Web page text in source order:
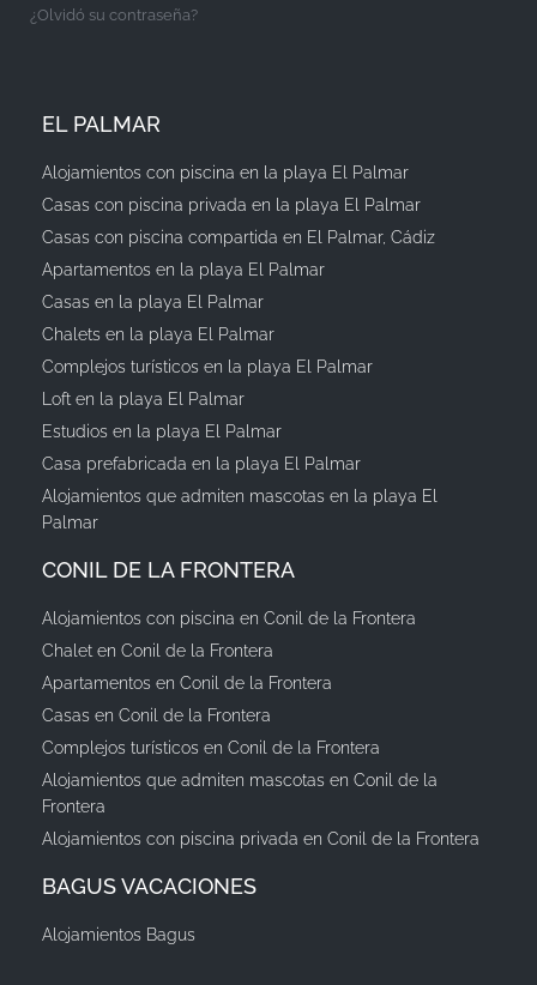
¿Olvidó su contraseña?
EL PALMAR
Alojamientos con piscina en la playa El Palmar
Casas con piscina privada en la playa El Palmar
Casas con piscina compartida en El Palmar, Cádiz
Apartamentos en la playa El Palmar
Casas en la playa El Palmar
Chalets en la playa El Palmar
Complejos turísticos en la playa El Palmar
Loft en la playa El Palmar
Estudios en la playa El Palmar
Casa prefabricada en la playa El Palmar
Alojamientos que admiten mascotas en la playa El
Palmar
CONIL DE LA FRONTERA
Alojamientos con piscina en Conil de la Frontera
Chalet en Conil de la Frontera
Apartamentos en Conil de la Frontera
Casas en Conil de la Frontera
Complejos turísticos en Conil de la Frontera
Alojamientos que admiten mascotas en Conil de la
Frontera
Alojamientos con piscina privada en Conil de la Frontera
BAGUS VACACIONES
Alojamientos Bagus